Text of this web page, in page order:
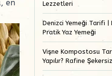
en
Lezzetleri
Denizci Yemeği Tarifi
Pratik Yaz Yemeği
Vişne Kompostosu
Yapılır? Rafine